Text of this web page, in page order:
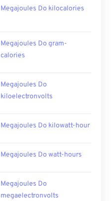
Megajoules Do kilocalories
Megajoules Do gram-
calories
Megajoules Do
kiloelectronvolts
Megajoules Do kilowatt-hour
Megajoules Do watt-hours
Megajoules Do
megaelectronvolts